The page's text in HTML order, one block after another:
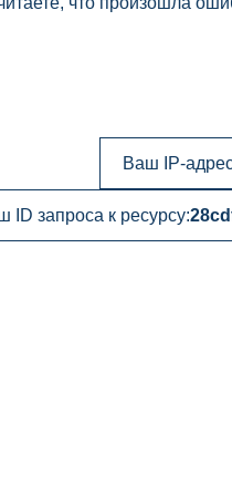
Ваш IP-
ID запроса к ресурсу: